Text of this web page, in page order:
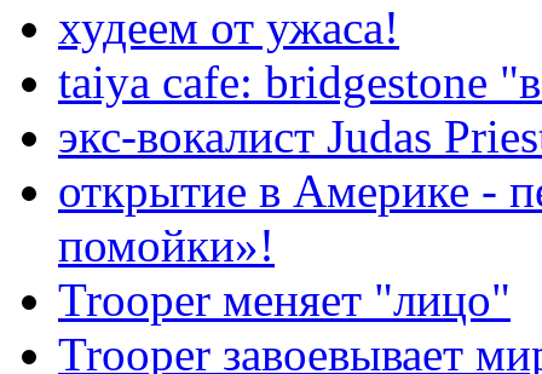
худеем от ужаса!
taiya cafe: bridgestone
экс-вокалист Judas
открытие в Америке -
помойки»!
Trooper меняет "лицо"
Trooper завоевывает